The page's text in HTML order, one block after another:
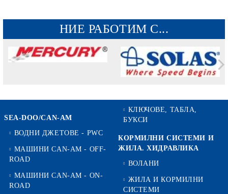
НИЕ РАБОТИМ С...
SEA-DOO/CAN-AM
ВОДНИ ДЖЕТОВЕ - PWC
МАШИНИ CAN-AM - OFF-
ROAD
МАШИНИ CAN-AM - ON-
ROAD
КЛЮЧОВЕ, ТАБЛА,
БУКСИ
КОРМИЛНИ СИСТЕМИ И
ЖИЛА. ХИДРАВЛИКА
ВОЛАНИ
ЖИЛА И КОРМИЛНИ
СИСТЕМИ